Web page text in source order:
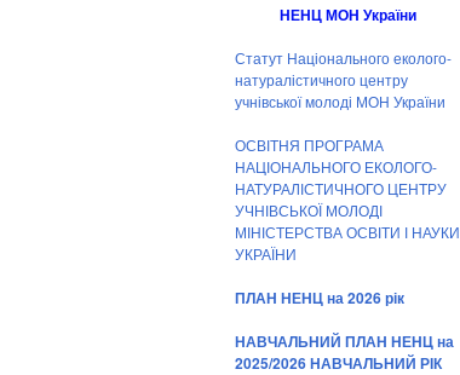
НЕНЦ МОН України
Статут Національного еколого-
натуралістичного центру
учнівської молоді МОН України
ОСВІТНЯ ПРОГРАМА
НАЦІОНАЛЬНОГО ЕКОЛОГО-
НАТУРАЛІСТИЧНОГО ЦЕНТРУ
УЧНІВСЬКОЇ МОЛОДІ
МІНІСТЕРСТВА ОСВІТИ І НАУКИ
УКРАЇНИ
ПЛАН НЕНЦ на 2026 рік
НАВЧАЛЬНИЙ ПЛАН НЕНЦ на
2025/2026 НАВЧАЛЬНИЙ РІК